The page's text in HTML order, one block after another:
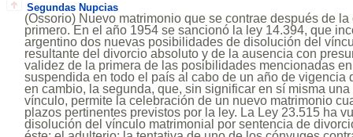
Segundas Nupcias
(Ossorio) Nuevo matrimonio que se contrae después de
primero. En el año 1954 se sancionó la ley 14.394, que
argentino dos nuevas posibilidades de disolución del
resultante del divorcio absoluto y de la ausencia con
validez de la primera de las posibilidades mencionadas
suspendida en todo el país al cabo de un año de vigencia
en cambio, la segunda, que, sin significar en sí misma
vínculo, permite la celebración de un nuevo matrimonio
plazos pertinentes previstos por la ley. La Ley 23.515 ha
disolución del vínculo matrimonial por sentencia de